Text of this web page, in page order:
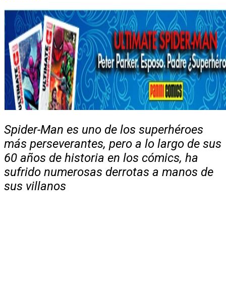
Spider-Man es uno de los superhéroes
más perseverantes, pero a lo largo de sus
60 años de historia en los cómics, ha
sufrido numerosas derrotas a manos de
sus villanos